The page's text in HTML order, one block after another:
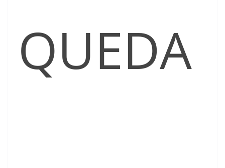
QUEDA